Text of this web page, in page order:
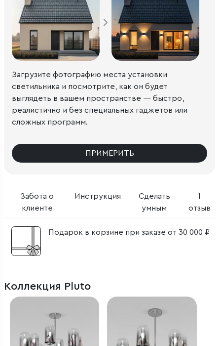
Забота о
клиенте
Инструкция
Сделать
умным
1
отзыв
Подарок в корзине при заказе от 30 000 ₽
Загрузите фотографию места установки
светильника и посмотрите, как он будет
выглядеть в вашем пространстве — быстро,
реалистично и без специальных гаджетов или
сложных программ.
ПРИМЕРИТЬ
Коллекция Pluto